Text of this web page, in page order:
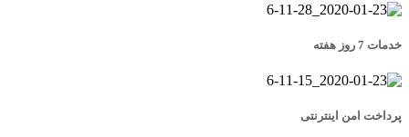
خدمات 7 روز هفته
پرداخت امن اینترنتی